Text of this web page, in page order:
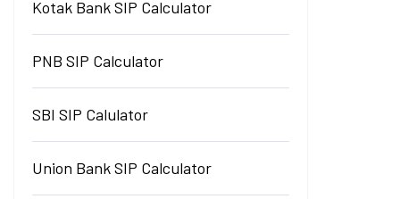
Kotak Bank SIP Calculator
PNB SIP Calculator
SBI SIP Calulator
Union Bank SIP Calculator